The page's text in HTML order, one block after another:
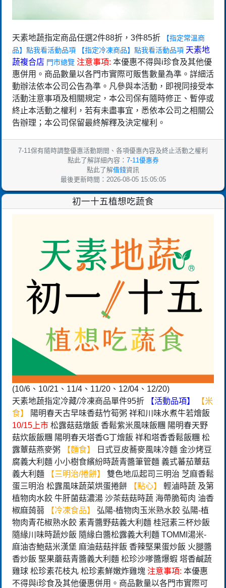
天素地蔬指定商品任選2件88折，3件85折
【指定常溫商
品】點我看活動品項
【指定冷凍商品】點我看活動品項 天素地
蔬複合店 門市總覽 注意事項: 本優惠不得與i珍食及其他優
惠併用。商品數量以各門市實際可販售數量為準。詳細活
動辦法依本公司公告為準。凡參與本活動，即視同接受本
活動注意事項及相關規定，本公司保有隨時修正、暫停或
終止本活動之權利，若有未盡事宜，悉依本公司之相關公
告辦理；本公司保留最終解釋及決定權利。
7-11保有隨時調整優惠活動期間、各項優惠內容及終止活動之權利
點此了解詳細內容： 7-11優惠券
點此了解借錢資訊
最後更新時間：2026-08-05 15:05:05
初一十五植想吃蔬食
(10/6、10/21、11/4、11/20、12/04、12/20)
天素地蔬指定冷藏/冷凍商品單件95折
【活動品項】
【米
食】
陽明春天古早味香菇竹筍粥 祥和川味水煮牛若燴飯
10/15上市 松露菇菇燉飯 香鬆紫米風味飯糰 陽明春天野
菇炊飯飯糰 陽明春天塔香G丁燴飯 祥和塔香香鬆飯糰 松
露蕈菇燕麥粥
【麵食】
日式豆皮蕎麥風味冷麵 金沙烤豆
腐義大利麵 小小樹食繽紛時蔬青醬筆管麵 義式蕃茄蕈菇
義大利麵
【三明治/捲餅】
雙色地瓜起司三明治 芝麻香鬆
蛋三明治 松露風味蔬菜烘蛋捲餅
【點心】
輕滷時蔬 及第
植物肉水餃 牛肝菌菇濃湯 沙茶菇菇時蔬 海帶脆筍肉 油香
椒麻蒟蒻
【冷凍食品】
弘陽-植物肉玉米熟水餃 弘陽-植
物肉青花椒熟水餃 素青醬野菇義大利麵 桂冠素三杯炒飯
隨緣川味時蔬炒飯 隨緣白醬松露義大利麵 TOMMI湯米-
麻油杏鮑菇米漢堡 麻油菇菇拌飯 香辣堅果蛋炒飯 火腿醬
香炒飯 堅果蘑菇青醬義大利麵 松珍沙嗲醬爆蝦 塔香鹹蔬
雞球 松珍素花枝丸 松珍素鮮嫩炸雞塊 注意事項: 本優惠
不得與i珍食及其他優惠併用。商品數量以各門市實際可